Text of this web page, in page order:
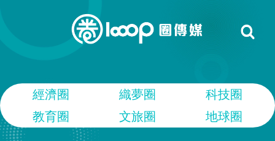
經濟圈 織夢圈
科技圈
教育圈
文旅圈 地球圈